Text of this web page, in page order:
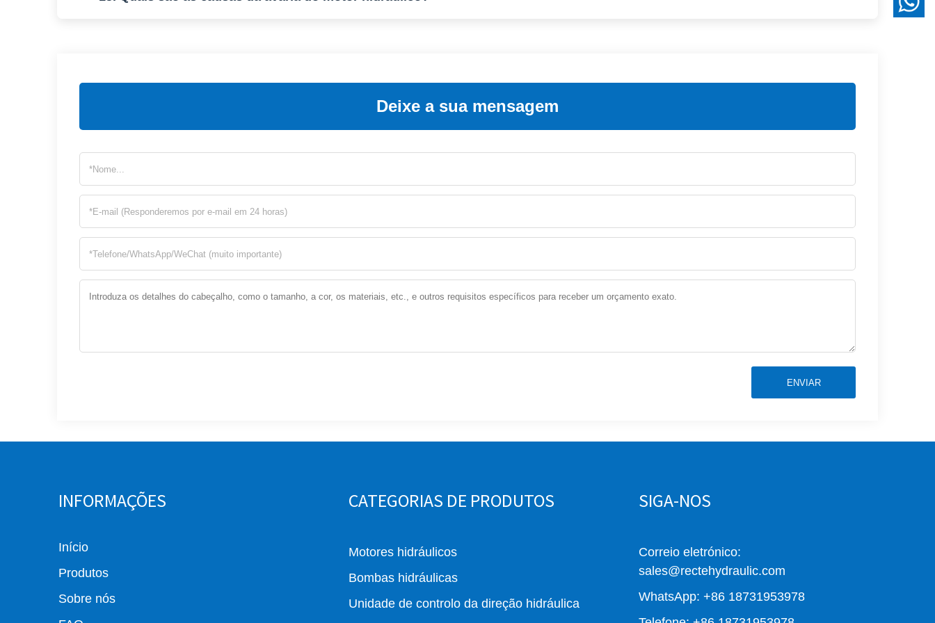
Deixe a sua mensagem
ENVIAR
INFORMAÇÕES
Início
Produtos
Sobre nós
CATEGORIAS DE PRODUTOS
Motores hidráulicos
Bombas hidráulicas
Unidade de controlo da direção hidráulica
SIGA-NOS
Correio eletrónico:
sales@rectehydraulic.com
WhatsApp: +86 18731953978